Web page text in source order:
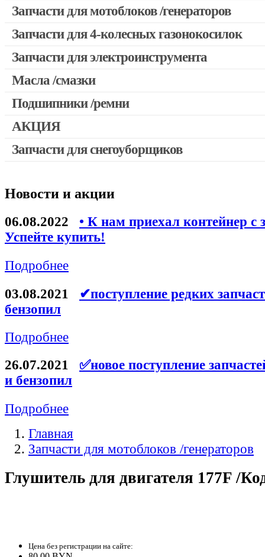
Запчасти для мотокос Stihl /Husqvarna /Oleo-mac /Echo и
Запчасти для мотоблоков /генераторов
Запчасти для 4-колесных газонокосилок
Запчасти для электроинструмента
Двигатели, редукторы для шуруповертов
Патроны для шуруповертов / перфораторов
Запчасти для перфораторов и отбойных молотков
Запчасти для УШМ (болгарок)
Конденсаторы
Якоря, статоры
Аккумуляторы, зарядные устройства
Ремни для электроинструмента
Масла /смазки
Подшипники /ремни
АКЦИЯ
Скидка 50%
Запчасти для снегоуборщиков
Новости и акции
06.08.2022
• К нам приехал контейнер с
Успейте купить!
Подробнее
03.08.2021
✔поступление редких
бензопил
Подробнее
26.07.2021
✅новое поступление
и бензопил
Подробнее
Главная
Запчасти для мотоблоков /генераторов
Глушитель для двигателя 177F /
Цена без регистрации на сайте: